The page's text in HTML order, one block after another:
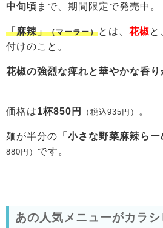
中旬頃 まで、期間限定で発売中。
「麻辣」（マーラー）とは、 花椒と
付けのこと。
花椒の強烈な痺れと華やかな香り
価格は1杯850円 （税込935円） 。
麺が半分の 「小さな野菜麻辣ら
880円） です。
あの人気メニューがカラ